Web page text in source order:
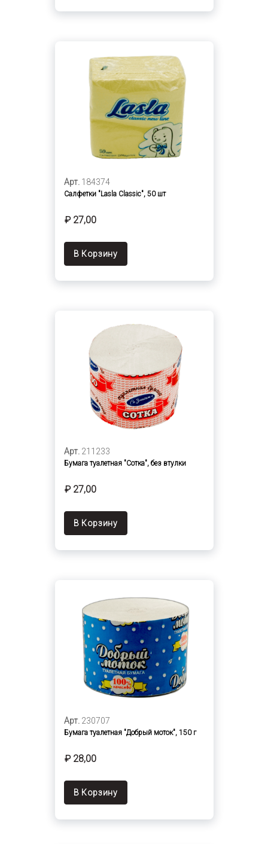
Арт. 184374
Салфетки "Lasla Classic", 50 шт
₽ 27,00
В Корзину
Арт. 211233
Бумага туалетная "Сотка", без втулки
₽ 27,00
В Корзину
Арт. 230707
Бумага туалетная "Добрый моток", 150 г
₽ 28,00
В Корзину